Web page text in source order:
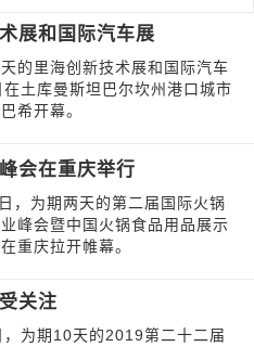
展和国际汽车展
的里海创新技术展和国际汽车
在土库曼斯坦巴尔坎州港口城市
希开幕。
会在重庆举行
，为期两天的第二届国际火锅
峰会暨中国火锅食品用品展示
重庆拉开帷幕。
关注
为期10天的2019第二十二届